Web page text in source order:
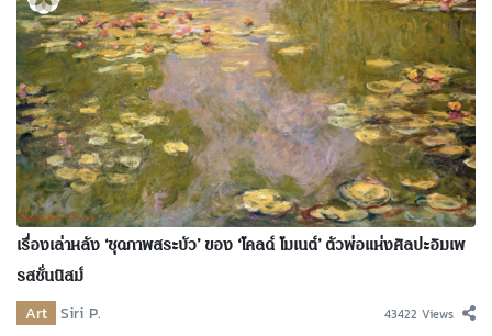
เรื่องเล่าหลัง ‘ชุดภาพสระบัว’ ของ ‘โคลด์ โมเนต์’ ตัวพ่อแห่งศิลปะอิมเพ
รสชั่นนิสม์
Art Siri P. 43422 Views